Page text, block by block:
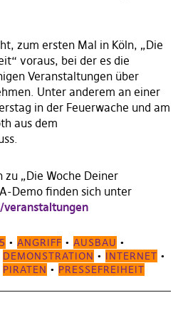
zum ersten Mal in Köln, „Die
voraus, bei der es die
Veranstaltungen über
Unter anderem an einer
in der Feuerwache und am
aus dem
„Die Woche Deiner
Demo finden sich unter
• ANGRIFF • AUSBAU •
DEMONSTRATION • INTERNET •
PIRATEN • PRESSEFREIHEIT